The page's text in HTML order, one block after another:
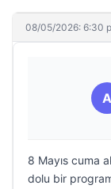
08/05/2026: 6:30
A
8 Mayıs cuma
dolu bir